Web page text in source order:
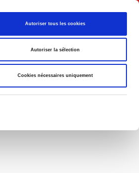
Autoriser tous les cookies
Autoriser la sélection
Cookies nécessaires uniquement